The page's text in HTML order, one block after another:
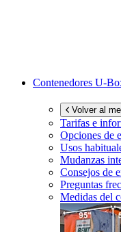
Contenedores U-
Volver al
Tarifas e
Opciones de
Usos
Mudanzas
Consejos de
Preguntas
Medidas del